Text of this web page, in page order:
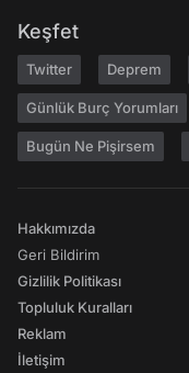
Keşfet
Twitter Deprem
Günlük Burç Yorumları
Bugün Ne Pişirsem
Hakkımızda
Geri Bildirim
Gizlilik Politikası
Topluluk Kuralları
Reklam
İletişim